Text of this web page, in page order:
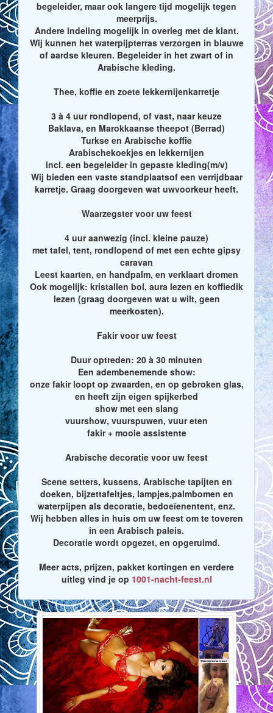
begeleider, maar ook langere tijd mogelijk tegen
meerprijs.
Andere indeling mogelijk in overleg met de klant.
Wij kunnen het waterpijpterras verzorgen in blauwe
of aardse kleuren. Begeleider in het zwart of in
Arabische kleding.
Thee, koffie en zoete lekkernijenkarretje
3 à 4 uur rondlopend, of vast, naar keuze
Baklava, en Marokkaanse theepot (Berrad)
Turkse en Arabische koffie
Arabischekoekjes en lekkernijen
incl. een begeleider in gepaste kleding(m/v)
Wij bieden een vaste standplaatsof een verrijdbaar
karretje. Graag doorgeven wat uwvoorkeur heeft.
Waarzegster voor uw feest
4 uur aanwezig (incl. kleine pauze)
met tafel, tent, rondlopend of met een echte gipsy
caravan
Leest kaarten, en handpalm, en verklaart dromen
Ook mogelijk: kristallen bol, aura lezen en koffiedik
lezen (graag doorgeven wat u wilt, geen
meerkosten).
Fakir voor uw feest
Duur optreden: 20 à 30 minuten
Een adembenemende show:
onze fakir loopt op zwaarden, en op gebroken glas,
en heeft zijn eigen spijkerbed
show met een slang
vuurshow, vuurspuwen, vuur eten
fakir + mooie assistente
Arabische decoratie voor uw feest
Scene setters, kussens, Arabische tapijten en
doeken, bijzettafeltjes, lampjes,palmbomen en
waterpijpen als decoratie, bedoeïenentent, enz.
Wij hebben alles in huis om uw feest om te toveren
in een Arabisch paleis.
Decoratie wordt opgezet, en opgeruimd.
Meer acts, prijzen, pakket kortingen en verdere
uitleg vind je op 1001-nacht-feest.nl